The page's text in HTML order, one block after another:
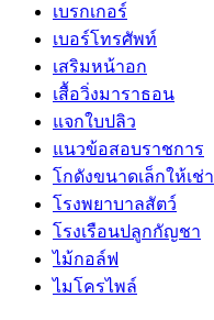
เบรกเกอร์
เบอร์โทรศัพท์
เสริมหน้าอก
เสื้อวิ่งมาราธอน
แจกใบปลิว
แนวข้อสอบราชการ
โกดังขนาดเล็กให้เช่า
โรงพยาบาลสัตว์
โรงเรือนปลูกกัญชา
ไม้กอล์ฟ
ไมโครไพล์